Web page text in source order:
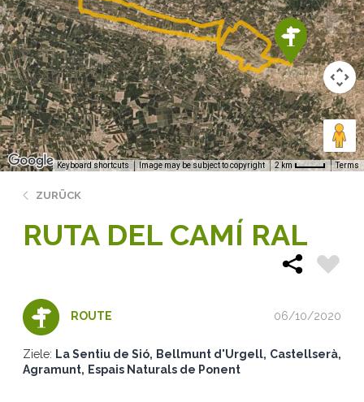
Keyboard shortcuts Image may be subject to copyright 2 km Terms
ZURÜCK
RUTA DEL CAMÍ RAL
ROUTE 06/10/2020
Ziele: La Sentiu de Sió Bellmunt d'Urgell Castellserà
Agramunt
Espais Naturals de Ponent